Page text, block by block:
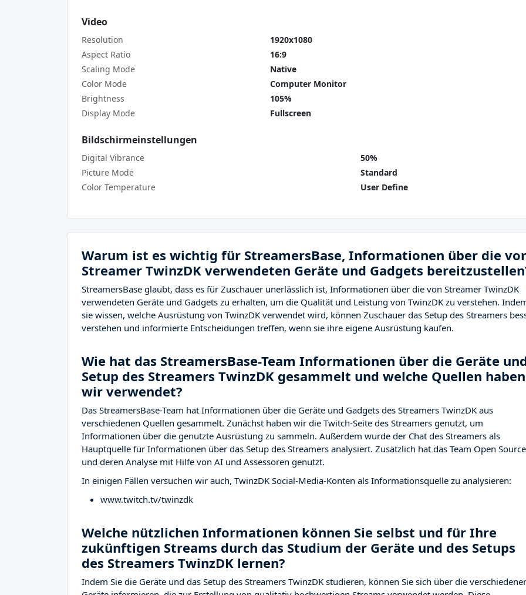
Video
Resolution
1920x1080
Aspect Ratio
16:9
Scaling Mode
Native
Color Mode
Computer Monitor
Brightness
105%
Display Mode
Fullscreen
Bildschirmeinstellungen
Digital Vibrance
50%
Picture Mode
Standard
Color Temperature
User Define
Warum ist es wichtig für StreamersBase, Informationen über die
Streamer TwinzDK verwendeten Geräte und Gadgets
StreamersBase glaubt, dass es für Zuschauer unerlässlich ist, Informationen über die von Streamer TwinzDK
verwendeten Geräte und Gadgets zu erhalten, um die Qualität und Leistung von TwinzDK zu verstehen.
sie wissen, welche Ausrüstung von TwinzDK verwendet wird, können Zuschauer das Setup des Streamers
verstehen und informierte Entscheidungen treffen, wenn sie ihre eigene Ausrüstung kaufen.
Wie hat das StreamersBase-Team Informationen über die Geräte
Setup des Streamers TwinzDK gesammelt und welche Quellen haben
wir verwendet?
Das StreamersBase-Team hat Informationen über die Geräte und Gadgets des Streamers TwinzDK aus
verschiedenen Quellen gesammelt. Zunächst haben wir die Twitch-Seite des Streamers genutzt, um
Informationen über die genutzte Ausrüstung zu sammeln. Außerdem wurde der Chat des Streamers als
Hauptquelle für Informationen über das Setup des Streamers analysiert. Zusätzlich hat das Team Open
und deren Analyse mit Hilfe von AI und Assessoren genutzt.
In einigen Fällen versuchen wir auch, TwinzDK Social-Media-Konten als Informationsquelle zu analysieren:
www.twitch.tv/twinzdk
Welche nützlichen Informationen können Sie selbst und für Ihre
zukünftigen Streams durch das Studium der Geräte und des Setups
des Streamers TwinzDK lernen?
Indem Sie die Geräte und das Setup des Streamers TwinzDK studieren, können Sie sich über die